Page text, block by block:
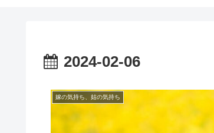
2024-02-06
嫁の気持ち、姑の気持ち